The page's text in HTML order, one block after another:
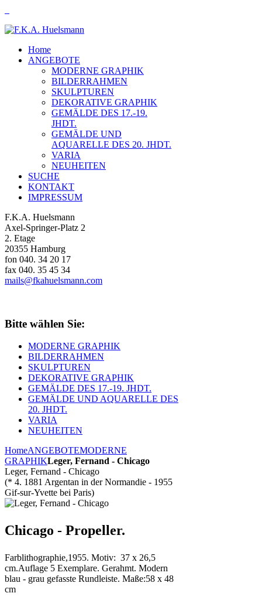
Home
ANGEBOTE
MODERNE GRAPHIK
BILDERRAHMEN
SKULPTUREN
DEKORATIVE GRAPHIK
GEMÄLDE DES 17.-19.
JHDT.
GEMÄLDE UND
AQUARELLE DES 20. JHDT.
VARIA
NEUHEITEN
SUCHE
KONTAKT
IMPRESSUM
F.K.A. Huelsmann
Axel-Springer-Platz 2
2. Etage
20355 Hamburg
fon 040. 34 20 17
fax 040. 35 45 34
mails@fkahuelsmann.com
Bitte wählen Sie:
MODERNE GRAPHIK
BILDERRAHMEN
SKULPTUREN
DEKORATIVE GRAPHIK
GEMÄLDE DES 17.-19. JHDT.
GEMÄLDE UND AQUARELLE DES
20. JHDT.
VARIA
NEUHEITEN
HomeANGEBOTEMODERNE
GRAPHIKLeger, Fernand - Chicago
Leger, Fernand - Chicago
(* 4. 1881 Argentan in der Normandie - 1955
Gif-sur-Yvette bei Paris)
Chicago - Propeller.
Farblithographie,1955. Motiv: 37 x 26,5
cm.Auflage 5 Exemplare. Gerahmt. Modern
blau - grau gefasste Rundleiste. Maße:58 x 48
cm